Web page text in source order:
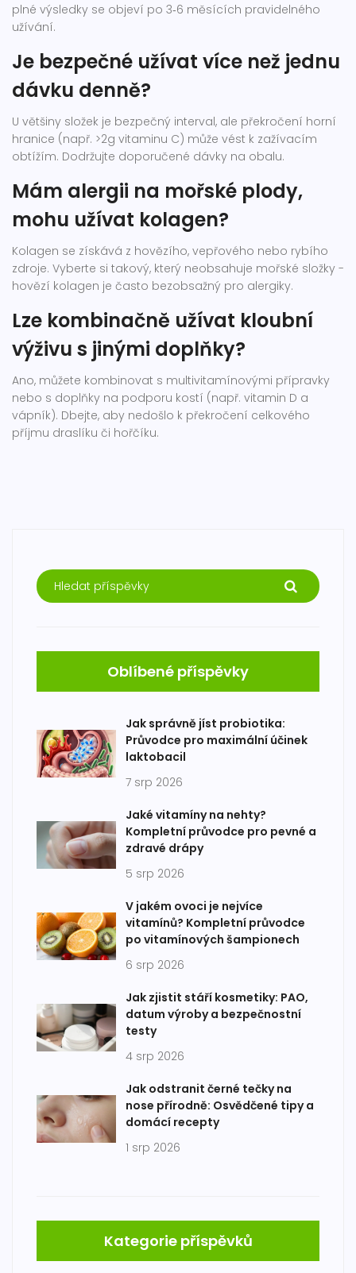
plné výsledky se objeví po 3‑6 měsících pravidelného
užívání.
Je bezpečné užívat více než jednu
dávku denně?
U většiny složek je bezpečný interval, ale překročení horní
hranice (např. >2g vitaminu C) může vést k zažívacím
obtížím. Dodržujte doporučené dávky na obalu.
Mám alergii na mořské plody,
mohu užívat kolagen?
Kolagen se získává z hovězího, vepřového nebo rybího
zdroje. Vyberte si takový, který neobsahuje mořské složky -
hovězí kolagen je často bezobsažný pro alergiky.
Lze kombinačně užívat kloubní
výživu s jinými doplňky?
Ano, můžete kombinovat s multivitamínovými přípravky
nebo s doplňky na podporu kostí (např. vitamin D a
vápník). Dbejte, aby nedošlo k překročení celkového
příjmu draslíku či hořčíku.
Oblíbené příspěvky
Jak správně jíst probiotika:
Průvodce pro maximální účinek
laktobacil
7 srp 2026
Jaké vitamíny na nehty?
Kompletní průvodce pro pevné a
zdravé drápy
5 srp 2026
V jakém ovoci je nejvíce
vitamínů? Kompletní průvodce
po vitamínových šampionech
6 srp 2026
Jak zjistit stáří kosmetiky: PAO,
datum výroby a bezpečnostní
testy
4 srp 2026
Jak odstranit černé tečky na
nose přírodně: Osvědčené tipy a
domácí recepty
1 srp 2026
Kategorie příspěvků